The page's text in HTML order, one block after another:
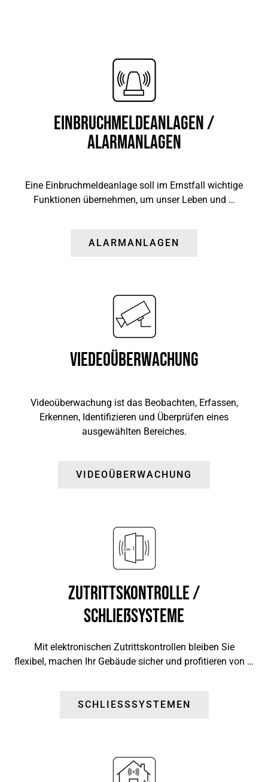
Einbruchmeldeanlagen /
Alarmanlagen
Eine Einbruchmeldeanlage soll im Ernstfall wichtige
Funktionen übernehmen, um unser Leben und …
ALARMANLAGEN
Viedeoüberwachung
Videoüberwachung ist das Beobachten, Erfassen,
Erkennen, Identifizieren und Überprüfen eines
ausgewählten Bereiches.
VIDEOÜBERWACHUNG
Zutrittskontrolle /
Schließsysteme
Mit elektronischen Zutrittskontrollen bleiben Sie
flexibel, machen Ihr Gebäude sicher und profitieren von …
SCHLIESSSYSTEMEN